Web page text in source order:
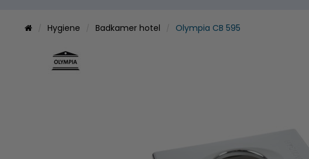
Hygiene Badkamer hotel Olympia CB 595